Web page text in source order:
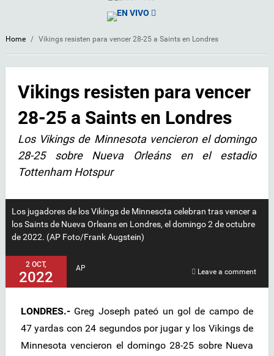
EN VIVO
Home / Vikings resisten para vencer 28-25 a Saints en Londres
Vikings resisten para vencer
28-25 a Saints en Londres
Los Vikings de Minnesota vencieron el domingo
28-25 sobre Nueva Orleáns en el estadio
Tottenham Hotspur
Los jugadores de los Vikings de Minnesota celebran tras vencer a
los Saints de Nueva Orleans en Londres, el domingo 2 de octubre
de 2022. (AP Foto/Frank Augstein)
2 OCT,
2022
AP Leave a comment
LONDRES.- Greg Joseph pateó un gol de campo de
47 yardas con 24 segundos por jugar y los Vikings de
Minnesota vencieron el domingo 28-25 sobre Nueva